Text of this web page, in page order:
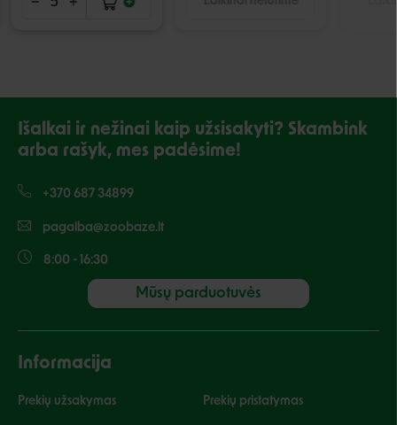
Išalkai ir nežinai kaip užsisakyti? Skambink
arba rašyk, mes padėsime!
+370 687 34899
pagalba@zoobaze.lt
8:00 - 16:30
Mūsų parduotuvės
Informacija
Prekių užsakymas Prekių pristatymas